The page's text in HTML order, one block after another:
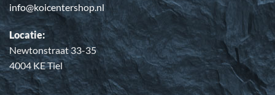
info@koicentershop.nl
Locatie:
Newtonstraat 33-35
4004 KE Tiel